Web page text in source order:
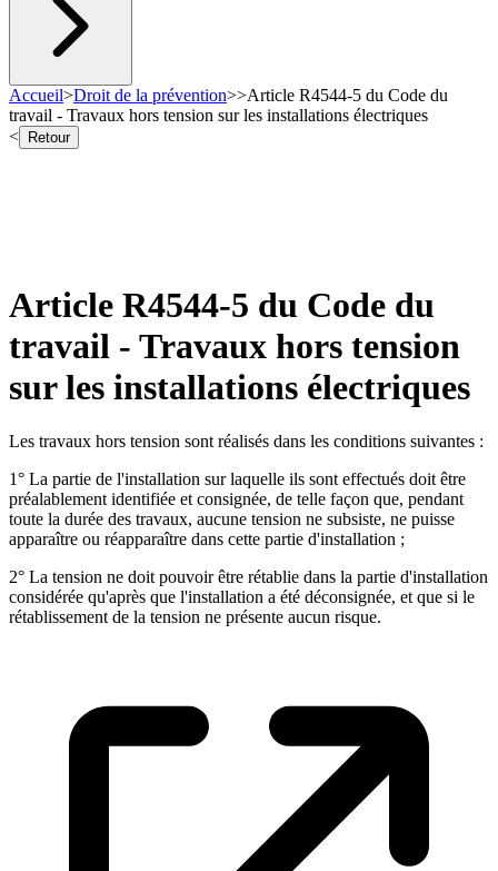
Accueil>Droit de la prévention>>Article R4544-5 du Code du
travail - Travaux hors tension sur les installations électriques
<
Retour
Article R4544-5 du Code du
travail - Travaux hors tension
sur les installations électriques
Les travaux hors tension sont réalisés dans les conditions suivantes :
1° La partie de l'installation sur laquelle ils sont effectués doit être
préalablement identifiée et consignée, de telle façon que, pendant
toute la durée des travaux, aucune tension ne subsiste, ne puisse
apparaître ou réapparaître dans cette partie d'installation ;
2° La tension ne doit pouvoir être rétablie dans la partie d'installation
considérée qu'après que l'installation a été déconsignée, et que si le
rétablissement de la tension ne présente aucun risque.